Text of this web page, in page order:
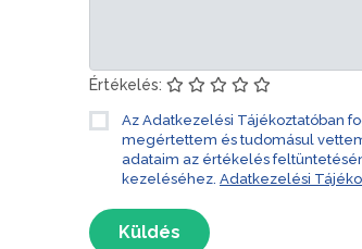
Értékelés:
Az Adatkezelési Tájékoztatóban
megértettem és tudomásul
adataim az értékelés
kezeléséhez. Adatkezelési
Küldés